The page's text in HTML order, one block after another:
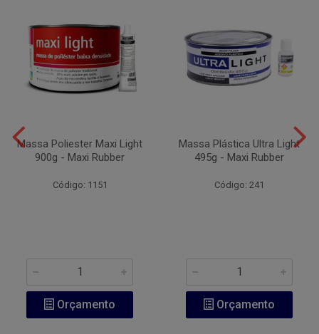
Massa Poliester Maxi Light
900g - Maxi Rubber
Código: 1151
Orçamento
Massa Plástica Ultra Light
495g - Maxi Rubber
Código: 241
Orçamento